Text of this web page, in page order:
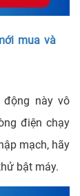
mua và
động này vô
điện chạy
mạch, hãy
bật máy.